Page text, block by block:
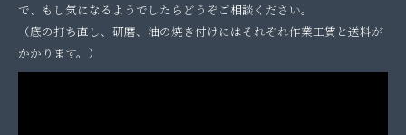
で、もし気になるようでしたらどうぞご相談ください。
（底の打ち直し、研磨、油の焼き付けにはそれぞれ作業工賃と送料が
かかります。）